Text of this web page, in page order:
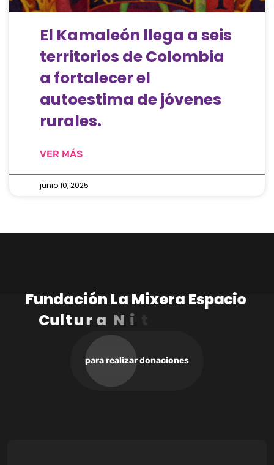
El Kamaleón llega a seis
territorios de Colombia
a fortalecer el
autoestima de jóvenes
rurales.
VER MÁS
junio 10, 2025
Fundación La Mixera Espacio
CulturaN it 9
para realizar donaciones